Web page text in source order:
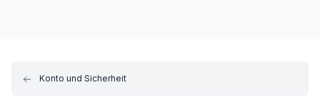
Konto und Sicherheit